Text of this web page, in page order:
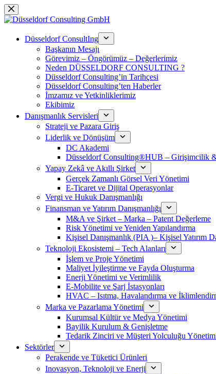
Skip
to
Düsseldorf ConsultIng
Başkanın Mesajı
Görevimiz – Öngörümüz – Değerlerimiz
Neden DÜSSELDORF CONSULTING ?
Düsseldorf Consulting’in Tarihçesi
Düsseldorf Consulting’ten Haberler
İmzamız ve Yetkinliklerimiz
Ekibimiz
Danışmanlık Servisleri
Strateji ve Pazara Giriş
Liderlik ve Dönüşüm
DC Akademi
Düsseldorf Consulting®HUB – Girişimcilik
Yapay Zekâ ve Akıllı Şirket
Gerçek Zamanlı Görsel Veri Yönetimi
E-Ticaret ve Dijital Operasyonlar
Vergi ve Hukuk Danışmanlığı
Finansman ve Yatırım Danışmanlığı
M&A ve Şirket – Marka – Patent Değerleme
Risk Yönetimi ve Yeniden Yapılandırma
Kişisel Danışmanlık (PIA )– Kişisel Yatırım
Teknoloji Ekosistemi – Tech Alanları
İşlem ve Proje Yönetimi
Maliyet İyileştirme ve Fayda Oluşturma
Enerji Yönetimi ve Verimlilik
E-Mobilite ve Şarj İstasyonları
HVAC – Isıtma, Havalandırma ve
Marka ve Pazarlama Yönetimi
Kurumsal Kültür ve Medya Yönetimi
Bayilik Kurulum & Genişletme
Tedarik Zinciri ve Müşteri Yolculuğu
Sektörler
Perakende ve Tüketici Ürünleri
Inovasyon, Teknoloji ve Enerji